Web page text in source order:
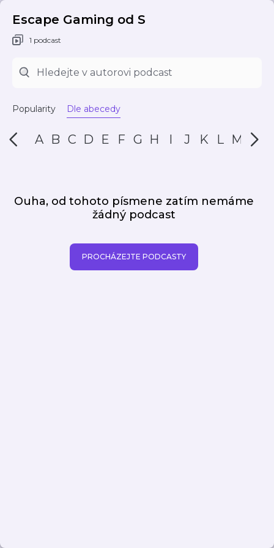
Escape Gaming od S
1 podcast
Popularity Dle abecedy
A B C D E F G H I J K L M N
Ouha, od tohoto písmene zatím nemáme
žádný podcast
PROCHÁZEJTE PODCASTY